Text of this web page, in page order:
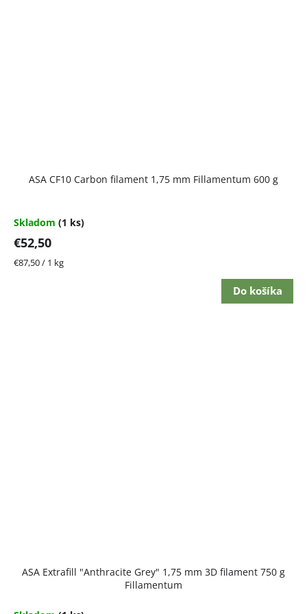
ASA CF10 Carbon filament 1,75 mm Fillamentum 600 g
Skladom (1 ks)
€52,50
Jednotková
€87,50 / 1 kg
Do košíka
ASA Extrafill "Anthracite Grey" 1,75 mm 3D filament 750 g
Fillamentum